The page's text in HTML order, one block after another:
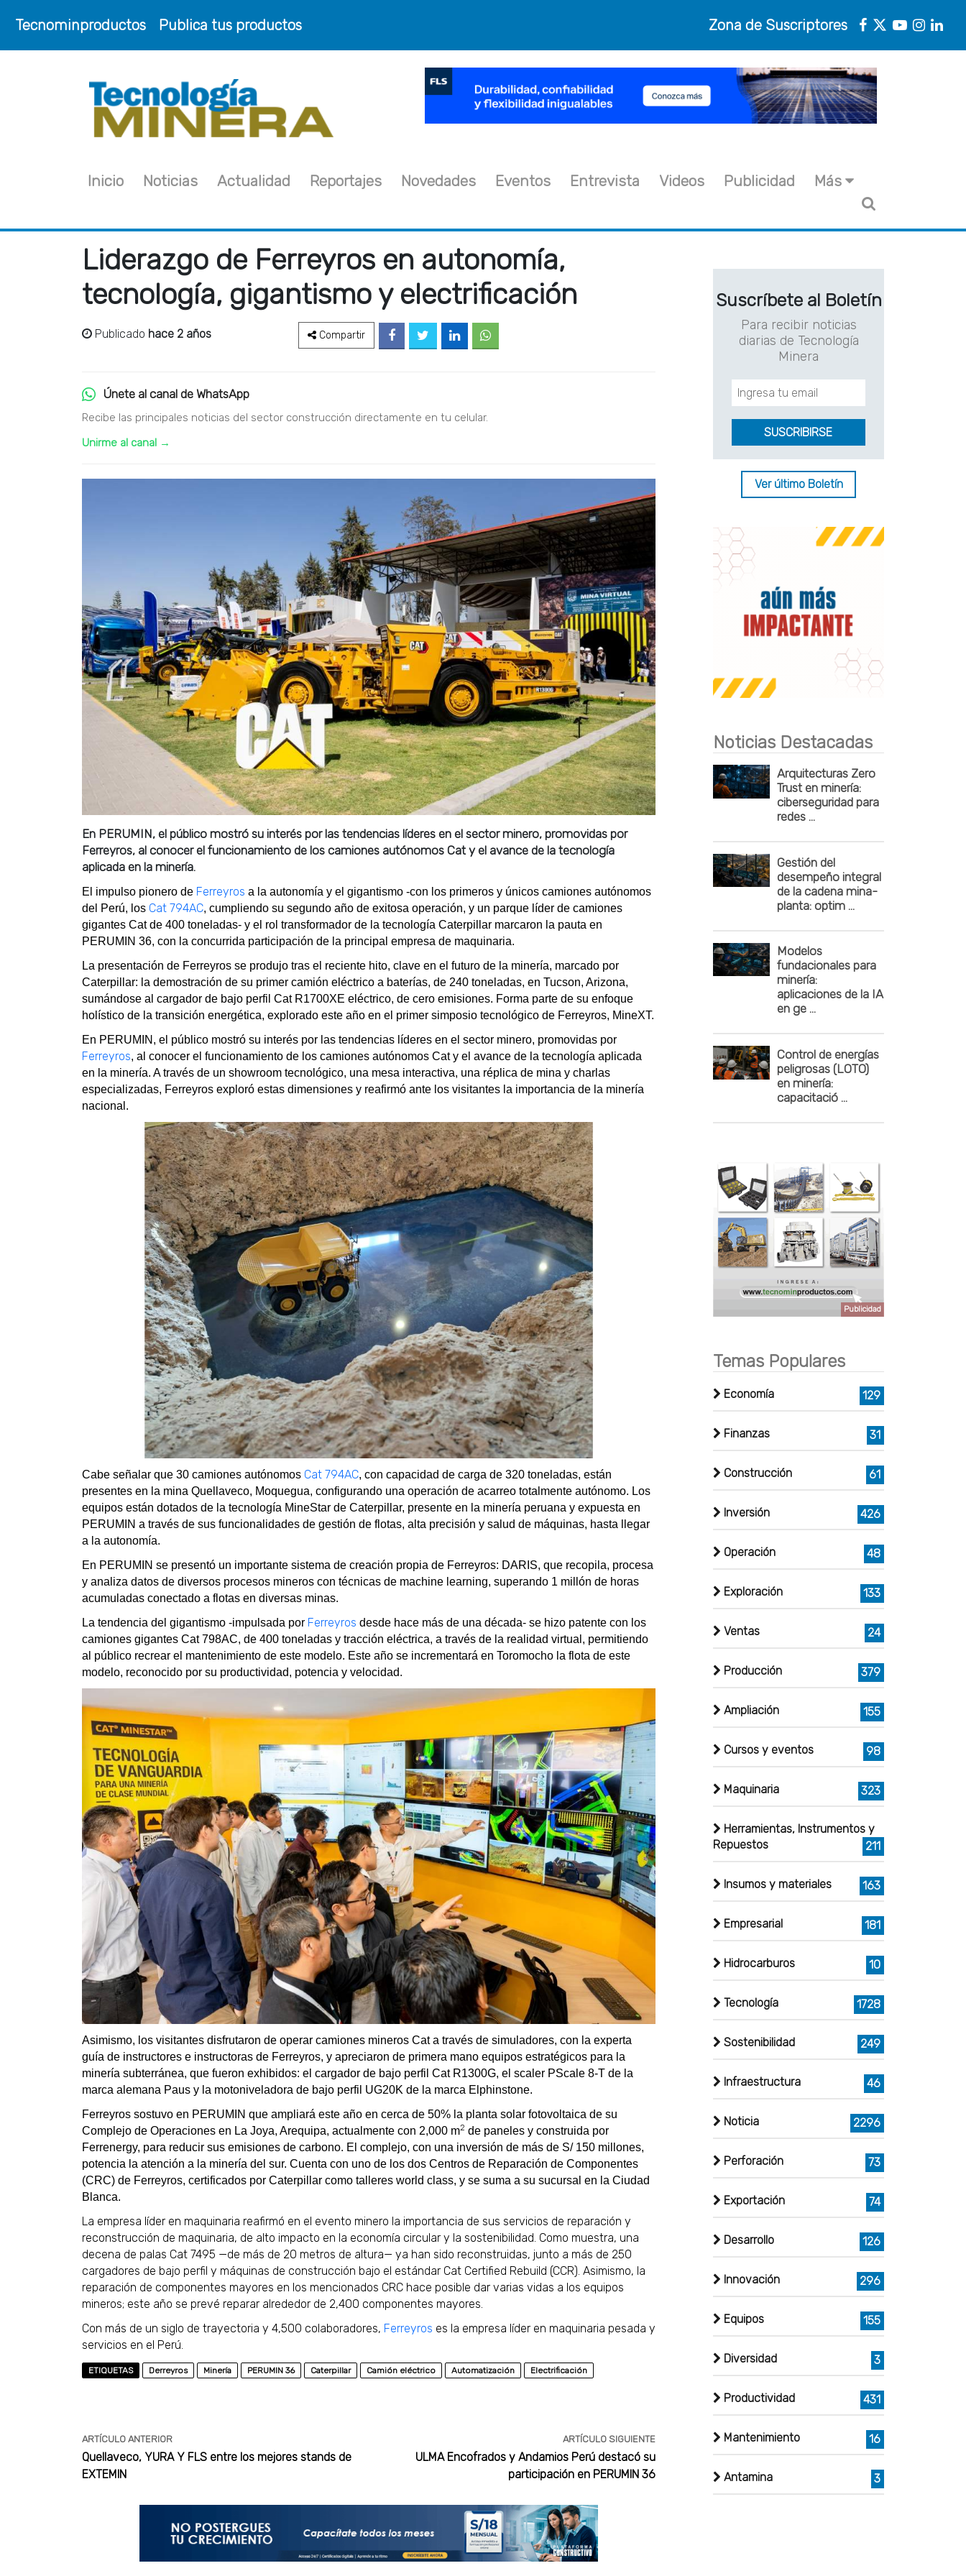
Tecnominproductos Publica tus productos Zona de Suscriptores
Inicio Noticias Actualidad Reportajes Novedades Eventos Entrevista Videos Publicidad Más
Liderazgo de Ferreyros en autonomía,
tecnología, gigantismo y electrificación
Publicado hace 2 años Compartir
Únete al canal de WhatsApp
Recibe las principales noticias del sector construcción directamente en tu celular.
Unirme al canal →
En PERUMIN, el público mostró su interés por las tendencias líderes en el sector minero, promovidas por
Ferreyros, al conocer el funcionamiento de los camiones autónomos Cat y el avance de la tecnología
aplicada en la minería.
El impulso pionero de Ferreyros a la autonomía y el gigantismo -con los primeros y únicos camiones autónomos
del Perú, los Cat 794AC, cumpliendo su segundo año de exitosa operación, y un parque líder de camiones
gigantes Cat de 400 toneladas- y el rol transformador de la tecnología Caterpillar marcaron la pauta en
PERUMIN 36, con la concurrida participación de la principal empresa de maquinaria.
La presentación de Ferreyros se produjo tras el reciente hito, clave en el futuro de la minería, marcado por
Caterpillar: la demostración de su primer camión eléctrico a baterías, de 240 toneladas, en Tucson, Arizona,
sumándose al cargador de bajo perfil Cat R1700XE eléctrico, de cero emisiones. Forma parte de su enfoque
holístico de la transición energética, explorado este año en el primer simposio tecnológico de Ferreyros, MineXT.
En PERUMIN, el público mostró su interés por las tendencias líderes en el sector minero, promovidas por
Ferreyros, al conocer el funcionamiento de los camiones autónomos Cat y el avance de la tecnología aplicada
en la minería. A través de un showroom tecnológico, una mesa interactiva, una réplica de mina y charlas
especializadas, Ferreyros exploró estas dimensiones y reafirmó ante los visitantes la importancia de la minería
nacional.
Cabe señalar que 30 camiones autónomos Cat 794AC, con capacidad de carga de 320 toneladas, están
presentes en la mina Quellaveco, Moquegua, configurando una operación de acarreo totalmente autónomo. Los
equipos están dotados de la tecnología MineStar de Caterpillar, presente en la minería peruana y expuesta en
PERUMIN a través de sus funcionalidades de gestión de flotas, alta precisión y salud de máquinas, hasta llegar
a la autonomía.
En PERUMIN se presentó un importante sistema de creación propia de Ferreyros: DARIS, que recopila, procesa
y analiza datos de diversos procesos mineros con técnicas de machine learning, superando 1 millón de horas
acumuladas conectado a flotas en diversas minas.
La tendencia del gigantismo -impulsada por Ferreyros desde hace más de una década- se hizo patente con los
camiones gigantes Cat 798AC, de 400 toneladas y tracción eléctrica, a través de la realidad virtual, permitiendo
al público recrear el mantenimiento de este modelo. Este año se incrementará en Toromocho la flota de este
modelo, reconocido por su productividad, potencia y velocidad.
Asimismo, los visitantes disfrutaron de operar camiones mineros Cat a través de simuladores, con la experta
guía de instructores e instructoras de Ferreyros, y apreciaron de primera mano equipos estratégicos para la
minería subterránea, que fueron exhibidos: el cargador de bajo perfil Cat R1300G, el scaler PScale 8-T de la
marca alemana Paus y la motoniveladora de bajo perfil UG20K de la marca Elphinstone.
Ferreyros sostuvo en PERUMIN que ampliará este año en cerca de 50% la planta solar fotovoltaica de su
Complejo de Operaciones en La Joya, Arequipa, actualmente con 2,000 m2 de paneles y construida por
Ferrenergy, para reducir sus emisiones de carbono. El complejo, con una inversión de más de S/ 150 millones,
potencia la atención a la minería del sur. Cuenta con uno de los dos Centros de Reparación de Componentes
(CRC) de Ferreyros, certificados por Caterpillar como talleres world class, y se suma a su sucursal en la Ciudad
Blanca.
La empresa líder en maquinaria reafirmó en el evento minero la importancia de sus servicios de reparación y
reconstrucción de maquinaria, de alto impacto en la economía circular y la sostenibilidad. Como muestra, una
decena de palas Cat 7495 —de más de 20 metros de altura— ya han sido reconstruidas, junto a más de 250
cargadores de bajo perfil y máquinas de construcción bajo el estándar Cat Certified Rebuild (CCR). Asimismo, la
reparación de componentes mayores en los mencionados CRC hace posible dar varias vidas a los equipos
mineros; este año se prevé reparar alrededor de 2,400 componentes mayores.
Con más de un siglo de trayectoria y 4,500 colaboradores, Ferreyros es la empresa líder en maquinaria pesada y
servicios en el Perú.
ETIQUETAS Derreyros Minería PERUMIN 36 Caterpillar Camión eléctrico Automatización Electrificación
ARTÍCULO ANTERIOR
Quellaveco, YURA Y FLS entre los mejores stands de
EXTEMIN
ARTÍCULO SIGUIENTE
ULMA Encofrados y Andamios Perú destacó su
participación en PERUMIN 36
Suscríbete al Boletín
Para recibir noticias
diarias de Tecnología
Minera
Ver último Boletín
Noticias Destacadas
Arquitecturas Zero
Trust en minería:
ciberseguridad para
redes ...
Gestión del
desempeño integral
de la cadena mina-
planta: optim ...
Modelos
fundacionales para
minería:
aplicaciones de la IA
en ge ...
Control de energías
peligrosas (LOTO)
en minería:
capacitació ...
Publicidad
Temas Populares
Economía 129
Finanzas 31
Construcción 61
Inversión 426
Operación 48
Exploración 133
Ventas 24
Producción 379
Ampliación 155
Cursos y eventos 98
Maquinaria 323
Herramientas, Instrumentos y
Repuestos
211
Insumos y materiales 163
Empresarial 181
Hidrocarburos 10
Tecnología 1728
Sostenibilidad 249
Infraestructura 46
Noticia 2296
Perforación 73
Exportación 74
Desarrollo 126
Innovación 296
Equipos 155
Diversidad 3
Productividad 431
Mantenimiento 16
Antamina 3
×